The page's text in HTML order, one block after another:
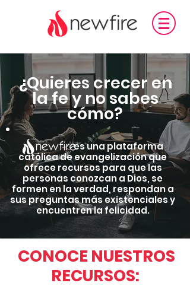
¿Quieres crecer en
la fe y no sabes
cómo?
es una plataforma
católica de evangelización que
ofrece recursos para que las
personas conozcan a Dios, se
formen en la verdad, respondan a
sus preguntas más existenciales y
encuentren la felicidad.
CONOCE NUESTROS
RECURSOS: